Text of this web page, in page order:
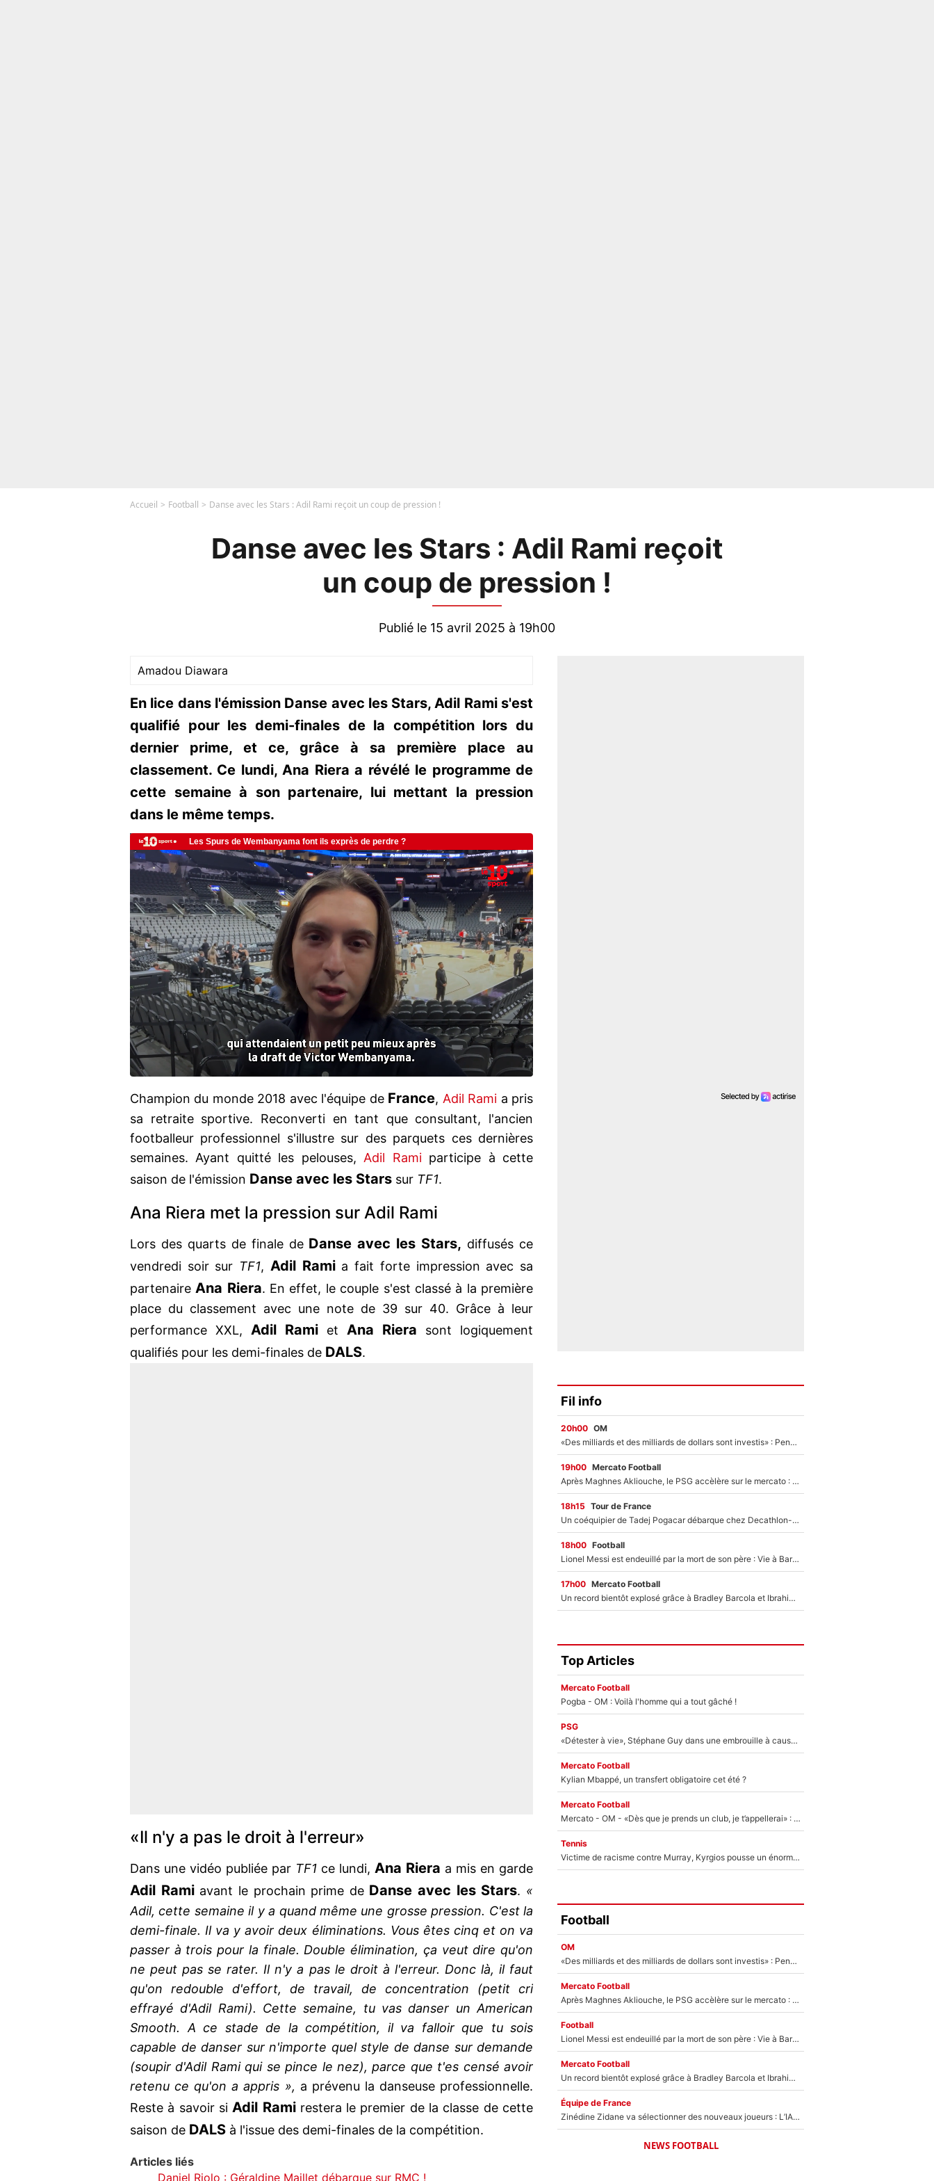
Accueil Football Danse avec les Stars : Adil Rami reçoit un coup de pression !
Danse avec les Stars : Adil Rami reçoit
un coup de pression !
Publié le 15 avril 2025 à 19h00
Amadou Diawara
En lice dans l'émission Danse avec les Stars, Adil Rami s'est
qualifié pour les demi-finales de la compétition lors du
dernier prime, et ce, grâce à sa première place au
classement. Ce lundi, Ana Riera a révélé le programme de
cette semaine à son partenaire, lui mettant la pression
dans le même temps.
Champion du monde 2018 avec l'équipe de France, Adil Rami a pris
sa retraite sportive. Reconverti en tant que consultant, l'ancien
footballeur professionnel s'illustre sur des parquets ces dernières
semaines. Ayant quitté les pelouses, Adil Ramiparticipe à cette
saison de l'émission Danse avec les Stars sur TF1.
Ana Riera met la pression sur Adil Rami
Lors des quarts de finale deDanse avec les Stars, diffusés ce
vendredi soir sur TF1, Adil Rami a fait forte impression avec sa
partenaireAna Riera. En effet, le couple s'est classé à la première
place du classement avec une note de 39 sur 40. Grâce à leur
performance XXL, Adil Rami et Ana Riera
sont logiquement
qualifiés pour les demi-finales de DALS.
«Il n'y a pas le droit à l'erreur»
Dans une vidéo publiée par TF1 ce lundi, Ana Riera a mis en garde
Adil Rami avant le prochain prime de Danse avec les Stars. «
Adil, cette semaine il y a quand même une grosse pression. C'est la
demi-finale. Il va y avoir deux éliminations. Vous êtes cinq et on va
passer à trois pour la finale. Double élimination, ça veut dire qu'on
ne peut pas se rater. Il n'y a pas le droit à l'erreur. Donc là, il faut
qu'on redouble d'effort, de travail, de concentration (petit cri
effrayé d'Adil Rami). Cette semaine, tu vas danser un American
Smooth. A ce stade de la compétition, il va falloir que tu sois
capable de danser sur n'importe quel style de danse sur demande
(soupir d'Adil Rami qui se pince le nez), parce que t'es censé avoir
retenu ce qu'on a appris », a prévenu la danseuse professionnelle.
Reste à savoir siAdil Rami restera le premier de la classe de cette
saison de DALS à l'issue des demi-finales de la compétition.
Articles liés
Daniel Riolo : Géraldine Maillet débarque sur RMC !
Fil info
20h00 OM
«Des milliards et des milliards de dollars sont investis» : Pendant que l'OM est en pleine crise financière, Frank McCourt lance un nouveau projet à 260M€ !
19h00 Mercato Football
Après Maghnes Akliouche, le PSG accèlère sur le mercato : Voilà les deux nouvelles recrues qui vont signer la semaine prochaine ?
18h15 Tour de France
Un coéquipier de Tadej Pogacar débarque chez Decathlon-CMA CGM pour épauler Paul Seixas : «Mes meilleures années sont à venir»
18h00 Football
Lionel Messi est endeuillé par la mort de son père : Vie à Barcelone, transfert au PSG... voilà comment Jorge Messi a joué un rôle essentiel dans sa carrière !
17h00 Mercato Football
Un record bientôt explosé grâce à Bradley Barcola et Ibrahim Mbaye : Le PSG sur le point de réaliser un mercato historique ?
Top Articles
Mercato Football
Pogba - OM : Voilà l'homme qui a tout gâché !
PSG
«Détester à vie», Stéphane Guy dans une embrouille à cause du PSG !
Mercato Football
Kylian Mbappé, un transfert obligatoire cet été ?
Mercato Football
Mercato - OM - «Dès que je prends un club, je t’appellerai» : La promesse de Marcelino au moment de claquer la porte
Tennis
Victime de racisme contre Murray, Kyrgios pousse un énorme coup de gueule !
Football
OM
«Des milliards et des milliards de dollars sont investis» : Pendant que l'OM est en pleine crise financière, Frank McCourt lance un nouveau projet à 260M€ !
Mercato Football
Après Maghnes Akliouche, le PSG accèlère sur le mercato : Voilà les deux nouvelles recrues qui vont signer la semaine prochaine ?
Football
Lionel Messi est endeuillé par la mort de son père : Vie à Barcelone, transfert au PSG... voilà comment Jorge Messi a joué un rôle essentiel dans sa carrière !
Mercato Football
Un record bientôt explosé grâce à Bradley Barcola et Ibrahim Mbaye : Le PSG sur le point de réaliser un mercato historique ?
Équipe de France
Zinédine Zidane va sélectionner des nouveaux joueurs : L’IA dévoile les 5 cracks qui pourraient rapidement le rejoindre en équipe de France !
NEWS FOOTBALL